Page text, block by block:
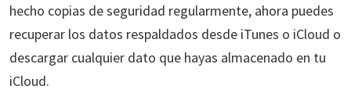
hecho copias de seguridad regularmente, ahora puedes
recuperar los datos respaldados desde iTunes o iCloud o
descargar cualquier dato que hayas almacenado en tu
iCloud.